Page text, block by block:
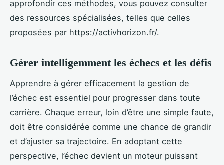
approfondir ces méthodes, vous pouvez consulter
des ressources spécialisées, telles que celles
proposées par https://activhorizon.fr/.
Gérer intelligemment les échecs et les défis
Apprendre à gérer efficacement la gestion de
l’échec est essentiel pour progresser dans toute
carrière. Chaque erreur, loin d’être une simple faute,
doit être considérée comme une chance de grandir
et d’ajuster sa trajectoire. En adoptant cette
perspective, l’échec devient un moteur puissant